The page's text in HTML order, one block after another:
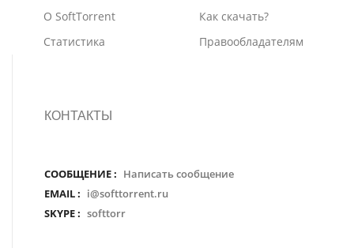
О SoftTorrent
Статистика
Как скачать?
Правообладателям
КОНТАКТЫ
СООБЩЕНИЕ : Написать сообщение
EMAIL : i@softtorrent.ru
SKYPE : softtorr